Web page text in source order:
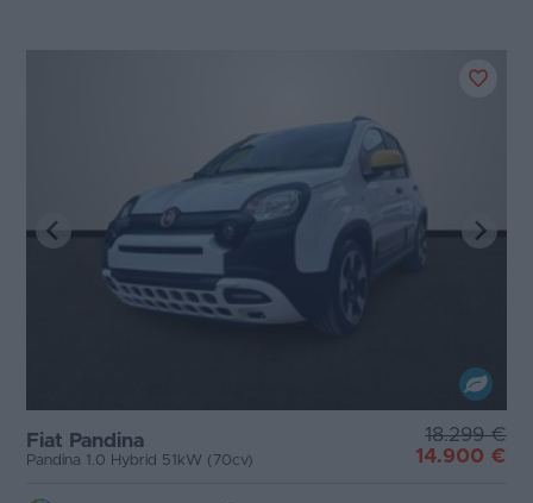
Fiat Pandina
Pandina 1.0 Hybrid 51kW (70cv)
18.299 €
14.900 €